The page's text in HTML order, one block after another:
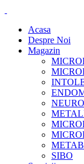
Acasa
Despre Noi
Magazin
SIBO